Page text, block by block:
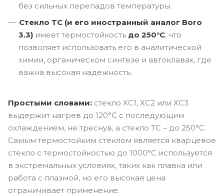
без сильных перепадов температуры.
Стекло ТС (и его иностранный аналог Boro
3.3) имеет термостойкость до 250°C, что
позволяет использовать его в аналитической
химии, органическом синтезе и автоклавах, где
важна высокая надежность.
Простыми словами: стекло ХС1, ХС2 или ХС3
выдержит нагрев до 120°C с последующим
охлаждением, не треснув, а стекло ТС – до 250°C.
Самым термостойким стеклом является кварцевое
стекло с термостойкостью до 1000°C используется
в экстремальных условиях, таких как плавка или
работа с плазмой, но его высокая цена
ограничивает применение.